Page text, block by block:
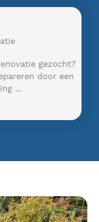
gezocht?
door een
…